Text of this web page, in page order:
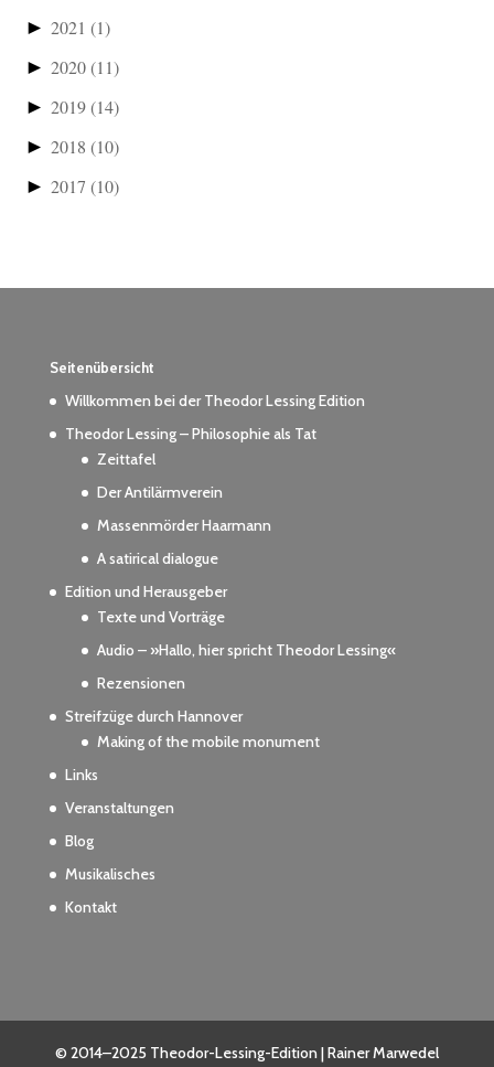
► 2021(1)
► 2020(11)
► 2019(14)
► 2018(10)
► 2017(10)
Seitenübersicht
Willkommen bei der Theodor Lessing Edition
Theodor Lessing – Philosophie als Tat
Zeittafel
Der Antilärmverein
Massenmörder Haarmann
A satirical dialogue
Edition und Herausgeber
Texte und Vorträge
Audio – »Hallo, hier spricht Theodor Lessing«
Rezensionen
Streifzüge durch Hannover
Making of the mobile monument
Links
Veranstaltungen
Blog
Musikalisches
Kontakt
© 2014–2025 Theodor-Lessing-Edition | Rainer Marwedel